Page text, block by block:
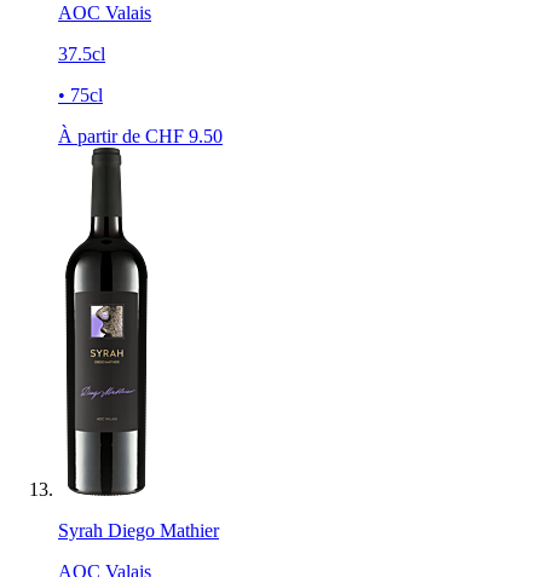
AOC Valais
37.5cl
• 75cl
À partir de CHF 9.50
Syrah Diego Mathier
AOC Valais